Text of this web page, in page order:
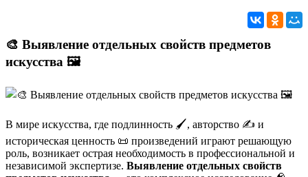
🎨 Выявление отдельных свойств предметов
искусства 🖼️
В мире искусства, где подлинность 🖌️, авторство ✍️ и
историческая ценность 📜 произведений играют решающую
роль, возникает острая необходимость в профессиональной и
независимой экспертизе. Выявление отдельных свойств